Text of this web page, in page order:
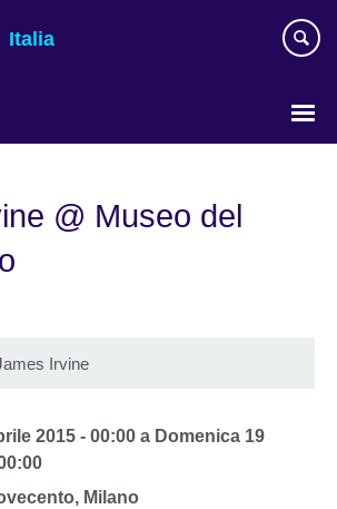
Italia
@ Museo del
Irvine
2015 - 00:00 a Domenica 19
Milano